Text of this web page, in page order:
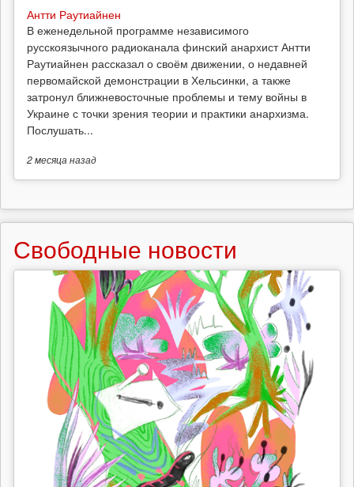
Антти Раутиайнен
В еженедельной программе независимого
русскоязычного радиоканала финский анархист Антти
Раутиайнен рассказал о своём движении, о недавней
первомайской демонстрации в Хельсинки, а также
затронул ближневосточные проблемы и тему войны в
Украине с точки зрения теории и практики анархизма.
Послушать...
2 месяцаназад
Свободные новости